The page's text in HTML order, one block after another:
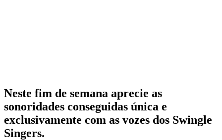
Neste fim de semana aprecie as
sonoridades conseguidas única e
exclusivamente com as vozes dos Swingle
Singers.